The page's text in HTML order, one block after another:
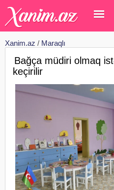
Xanim.az / Maraqlı
Bağça müdiri olmaq
keçirilir